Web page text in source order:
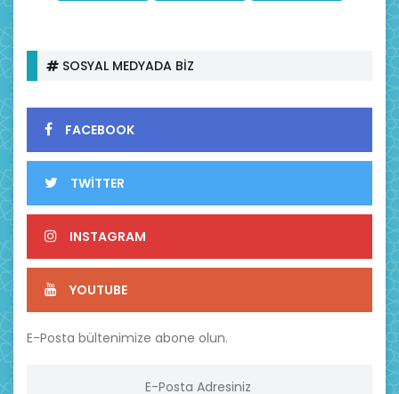
SOSYAL MEDYADA BİZ
FACEBOOK
TWİTTER
INSTAGRAM
YOUTUBE
E-Posta bültenimize abone olun.